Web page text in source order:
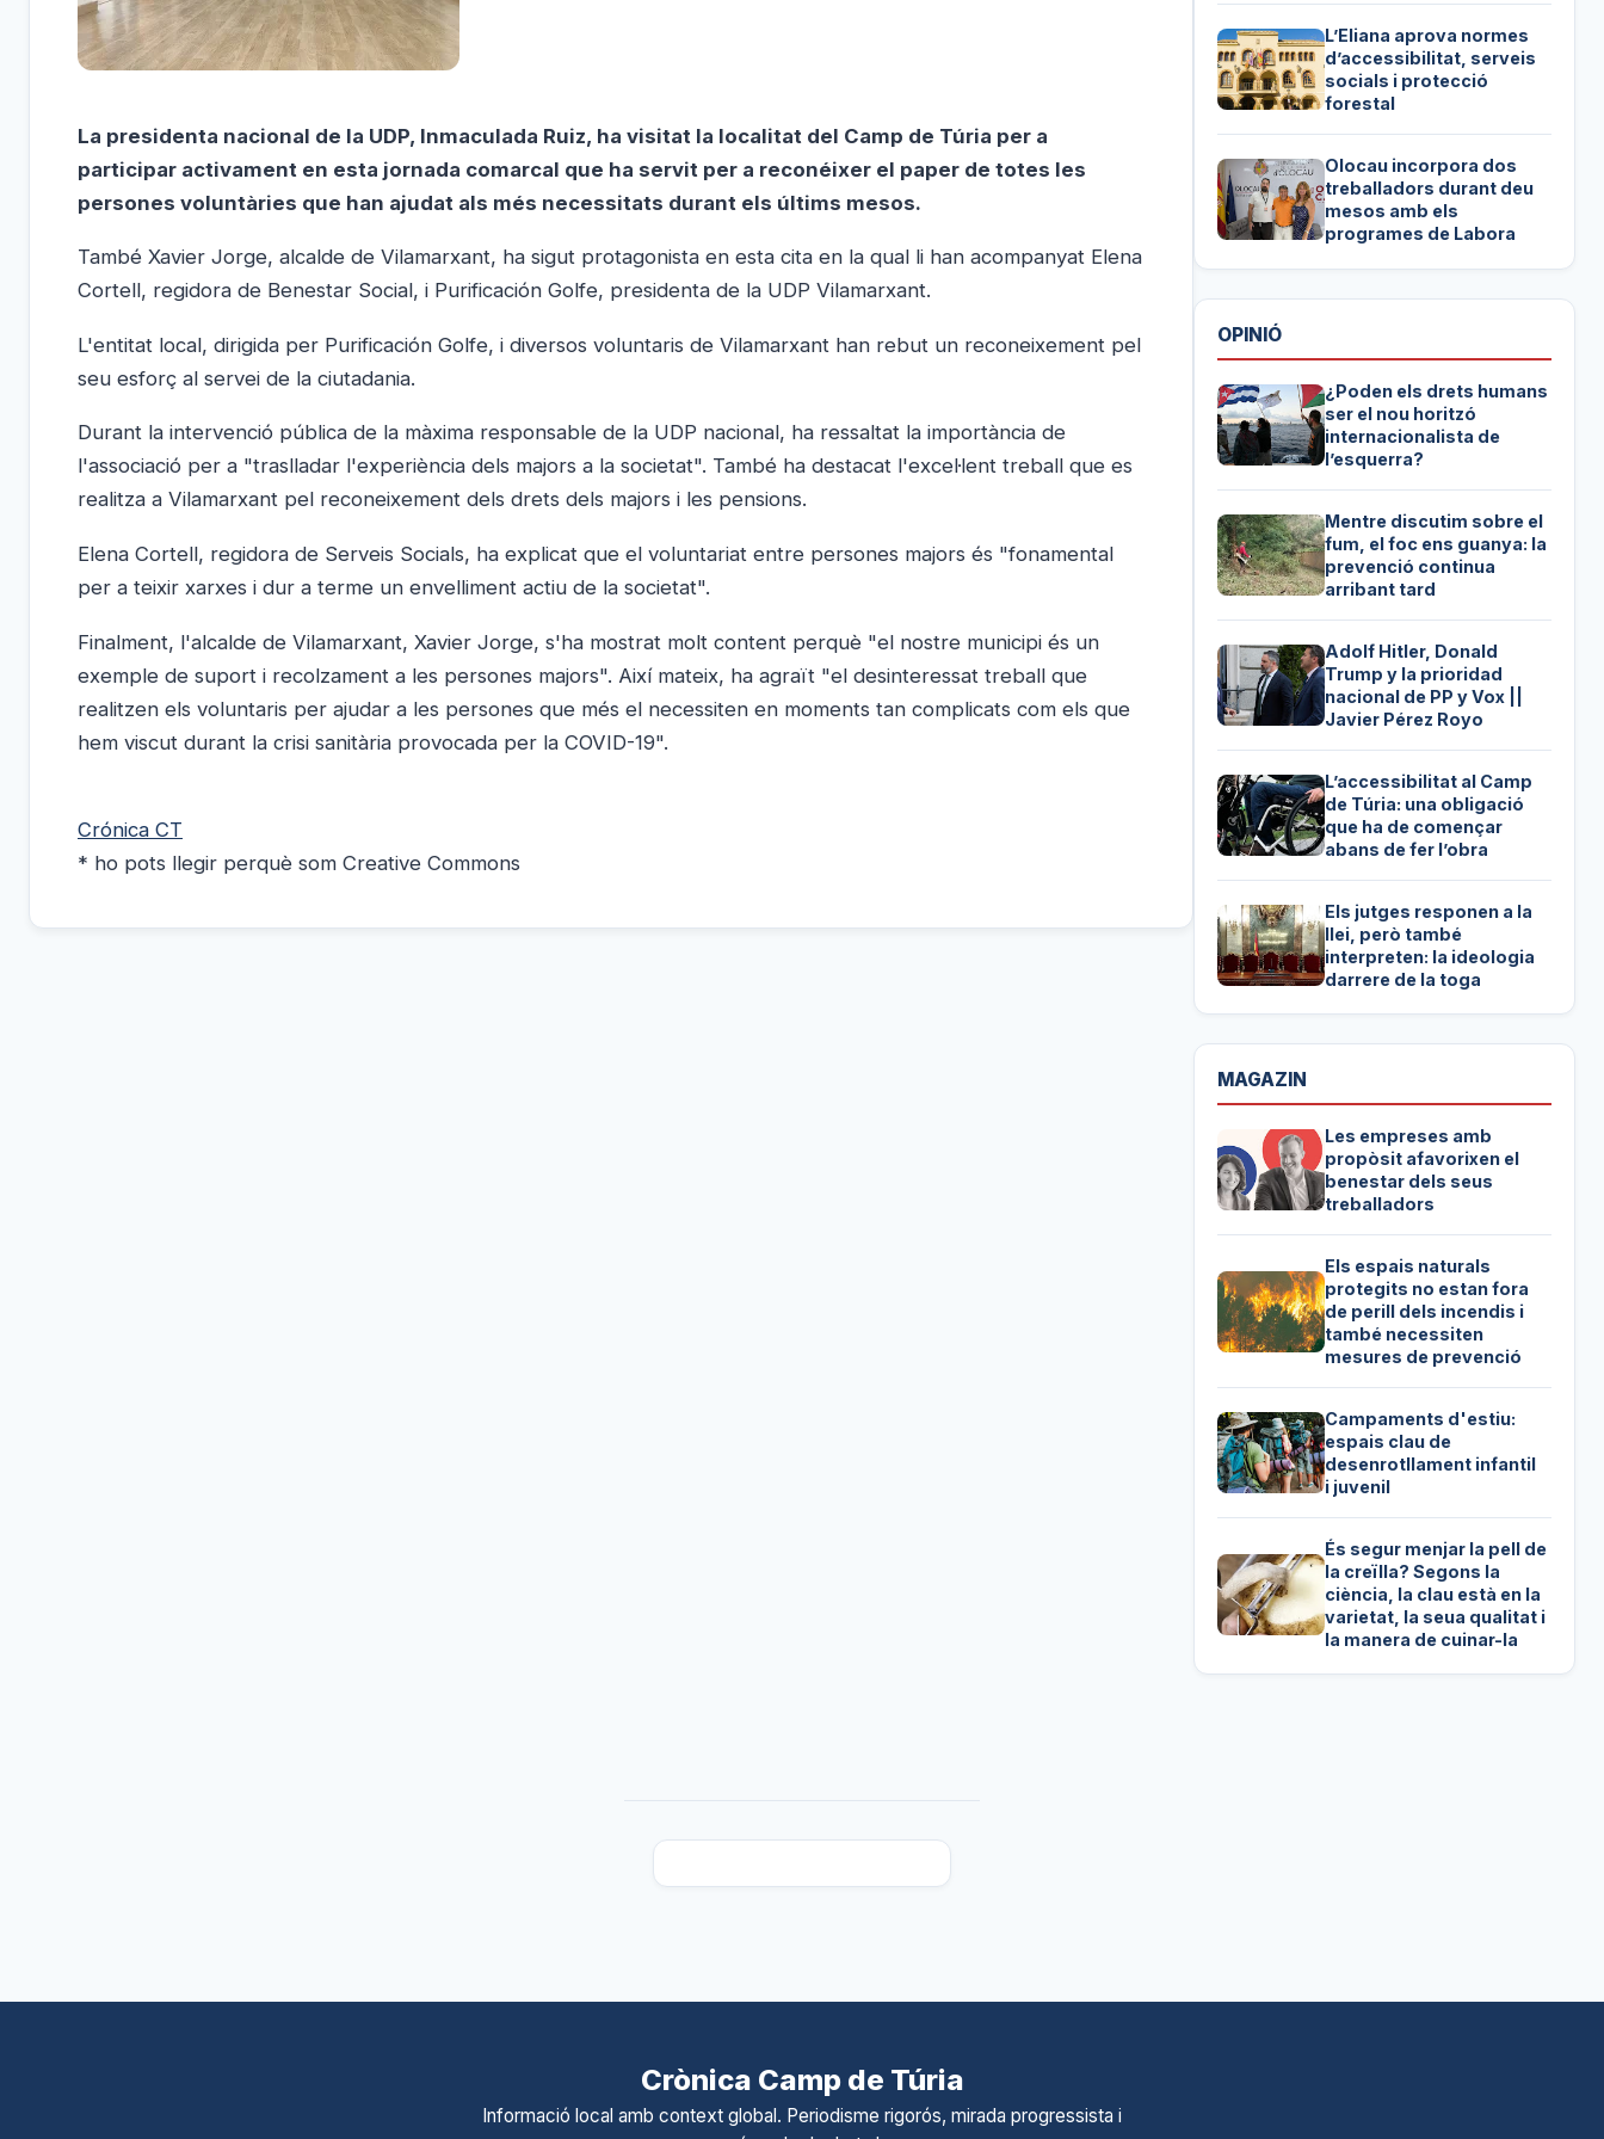
La presidenta nacional de la UDP, Inmaculada Ruiz, ha visitat la localitat del Camp de Túria per a
participar activament en esta jornada comarcal que ha servit per a reconéixer el paper de totes les
persones voluntàries que han ajudat als més necessitats durant els últims mesos.
També Xavier Jorge, alcalde de Vilamarxant, ha sigut protagonista en esta cita en la qual li han acompanyat Elena
Cortell, regidora de Benestar Social, i Purificación Golfe, presidenta de la UDP Vilamarxant.
L'entitat local, dirigida per Purificación Golfe, i diversos voluntaris de Vilamarxant han rebut un reconeixement pel
seu esforç al servei de la ciutadania.
Durant la intervenció pública de la màxima responsable de la UDP nacional, ha ressaltat la importància de
l'associació per a "traslladar l'experiència dels majors a la societat". També ha destacat l'excel·lent treball que es
realitza a Vilamarxant pel reconeixement dels drets dels majors i les pensions.
Elena Cortell, regidora de Serveis Socials, ha explicat que el voluntariat entre persones majors és "fonamental
per a teixir xarxes i dur a terme un envelliment actiu de la societat".
Finalment, l'alcalde de Vilamarxant, Xavier Jorge, s'ha mostrat molt content perquè "el nostre municipi és un
exemple de suport i recolzament a les persones majors". Així mateix, ha agraït "el desinteressat treball que
realitzen els voluntaris per ajudar a les persones que més el necessiten en moments tan complicats com els que
hem viscut durant la crisi sanitària provocada per la COVID-19".
Crónica CT
* ho pots llegir perquè som Creative Commons
L’Eliana aprova normes
d’accessibilitat, serveis
socials i protecció
forestal
Olocau incorpora dos
treballadors durant deu
mesos amb els
programes de Labora
OPINIÓ
¿Poden els drets humans
ser el nou horitzó
internacionalista de
l’esquerra?
Mentre discutim sobre el
fum, el foc ens guanya: la
prevenció continua
arribant tard
Adolf Hitler, Donald
Trump y la prioridad
nacional de PP y Vox ||
Javier Pérez Royo
L’accessibilitat al Camp
de Túria: una obligació
que ha de començar
abans de fer l’obra
Els jutges responen a la
llei, però també
interpreten: la ideologia
darrere de la toga
MAGAZIN
Les empreses amb
propòsit afavorixen el
benestar dels seus
treballadors
Els espais naturals
protegits no estan fora
de perill dels incendis i
també necessiten
mesures de prevenció
Campaments d'estiu:
espais clau de
desenrotllament infantil
i juvenil
És segur menjar la pell de
la creïlla? Segons la
ciència, la clau està en la
varietat, la seua qualitat i
la manera de cuinar-la
Crònica Camp de Túria
Informació local amb context global. Periodisme rigorós, mirada progressista i